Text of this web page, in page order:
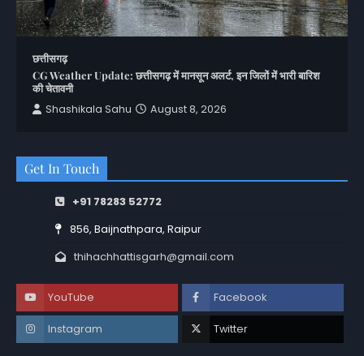
छत्तीसगढ़
CG Weather Update: छत्तीसगढ़ में मानसून अलर्ट, इन जिलों में भारी बारिश
की चेतावनी
Shashikala Sahu
August 8, 2026
Get In Touch
+91 78283 52772
856, Baijnathpara, Raipur
thihachhattisgarh@gmail.com
YouTube Facebook
Instagram Twitter